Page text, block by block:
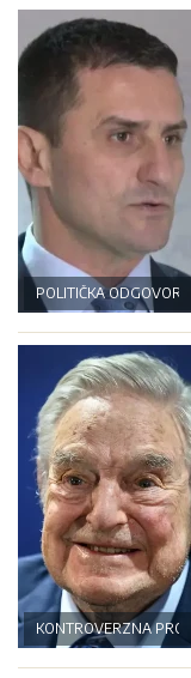
POLITIČKA
KONTROVERZNA